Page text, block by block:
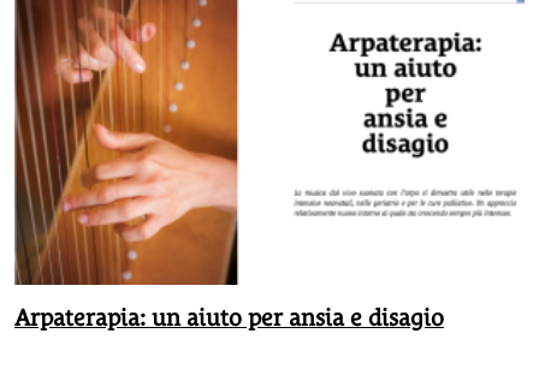
Arpaterapia: un aiuto per ansia e disagio